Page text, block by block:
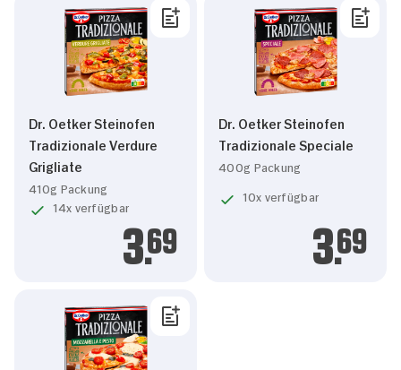
Dr. Oetker Steinofen
Tradizionale Verdure
Grigliate
410g Packung
14x verfügbar
3.69
Dr. Oetker Steinofen
Tradizionale Speciale
400g Packung
10x verfügbar
3.69